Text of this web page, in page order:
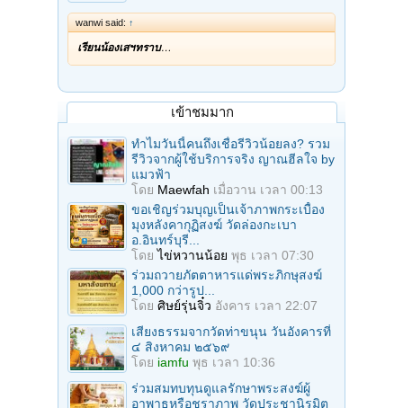
wanwi said: ↑
เรียนน้องเสฯทราบ…
เข้าชมมาก
ทำไมวันนี้คนถึงเชื่อรีวิวน้อยลง? รวม
รีวิวจากผู้ใช้บริการจริง ญาณฮีลใจ by
แมวฟ้า
โดย Maewfah เมื่อวาน เวลา 00:13
ขอเชิญร่วมบุญเป็นเจ้าภาพกระเบื้อง
มุงหลังคากุฏิสงฆ์ วัดล่องกะเบา
อ.อินทร์บุรี...
โดยไข่หวานน้อย พุธ เวลา 07:30
ร่วมถวายภัตตาหารแด่พระภิกษุสงฆ์
1,000 กว่ารูป...
โดย ศิษย์รุ่นจิ๋ว อังคาร เวลา 22:07
เสียงธรรมจากวัดท่าขนุน วันอังคารที่
๔ สิงหาคม ๒๕๖๙
โดย iamfu พุธ เวลา 10:36
ร่วมสมทบทุนดูแลรักษาพระสงฆ์ผู้
อาพาธหรือชราภาพ วัดประชานิรมิต